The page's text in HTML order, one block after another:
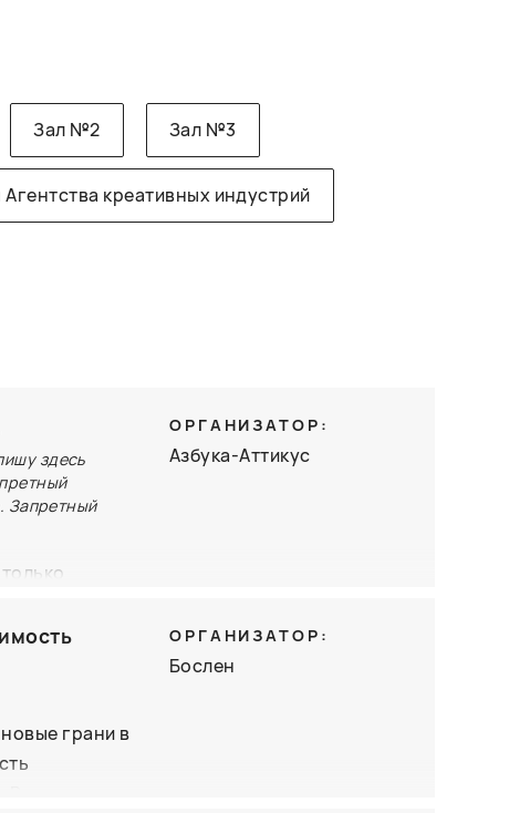
Зал №2 Зал №3
креативных индустрий
здесь
Запретный
роль
ОРГАНИЗАТОР:
Азбука-Аттикус
грани в
ОРГАНИЗАТОР:
Бослен